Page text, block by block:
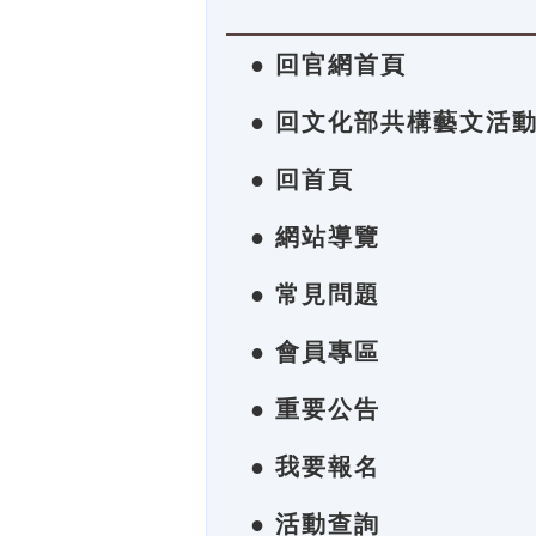
● 回官網首頁
● 回文化部共構藝文活
● 回首頁
● 網站導覽
● 常見問題
● 會員專區
● 重要公告
● 我要報名
● 活動查詢